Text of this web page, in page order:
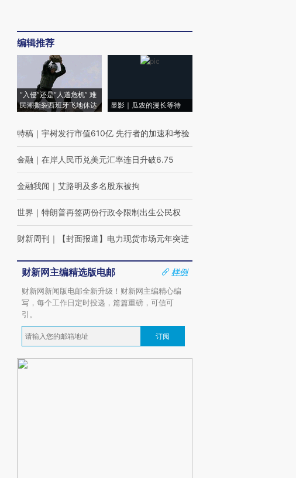
编辑推荐
“入侵”还是“人道危机” 难
民潮撕裂西班牙飞地休达
显影｜瓜农的漫长等待
特稿 ｜ 宇树发行市值610亿 先行者的加速和考验
金融 ｜ 在岸人民币兑美元汇率连日升破6.75
金融我闻 ｜ 艾路明及多名股东被拘
世界 ｜ 特朗普再签两份行政令限制出生公民权
财新周刊 ｜ 【封面报道】电力现货市场元年突进
财新网主编精选版电邮
样例
财新网新闻版电邮全新升级！财新网主编精心编
写，每个工作日定时投递，篇篇重磅，可信可
引。
订阅